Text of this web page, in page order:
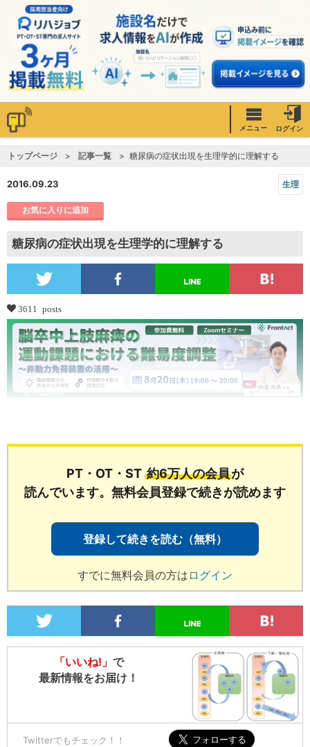
メニュー ログイン
トップページ 記事一覧 糖尿病の症状出現を生理学的に理解する
2016.09.23 生理
お気に入りに追加
糖尿病の症状出現を生理学的に理解する
3611 posts
PT・OT・ST 約6万人の会員が
読んでいます。無料会員登録で続きが読めます
登録して続きを読む（無料）
すでに無料会員の方は ログイン
「いいね!」 で
最新情報をお届け！
Twitterでもチェック！！